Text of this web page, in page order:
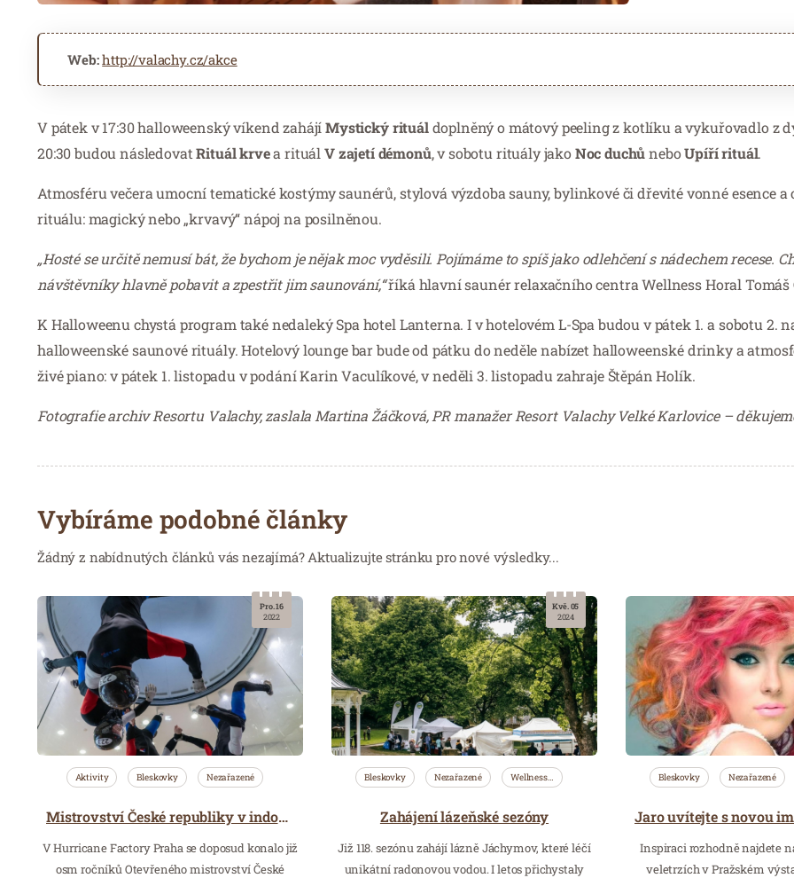
Web:http://valachy.cz/akce
V pátek v 17:30 halloweenský víkend zahájíMystický rituáldoplněný o mátový peeling z kotlíku a vykuřovadlo z
20:30 budou následovatRituál krvea rituál V zajetí démonů, v sobotu rituály jakoNoc duchůneboUpíří rituál.
Atmosféru večera umocní tematické kostýmy saunérů, stylová výzdoba sauny, bylinkové či dřevité vonné esence a
rituálu: magický nebo „krvavý“ nápoj na posilněnou.
„Hosté se určitě nemusí bát, že bychom je nějak moc vyděsili. Pojímáme to spíš jako odlehčení s nádechem recese.
návštěvníky hlavně pobavit a zpestřit jim saunování,“říká hlavní saunér relaxačního centra Wellness Horal Tomáš
K Halloweenu chystá program také nedaleký Spa hotel Lanterna. I v hotelovém L-Spa budou v pátek 1. a sobotu 2.
halloweenské saunové rituály. Hotelový lounge bar bude od pátku do neděle nabízet halloweenské drinky a
živé piano: v pátek 1. listopadu v podání Karin Vaculíkové, v neděli 3. listopadu zahraje Štěpán Holík.
Fotografie archiv Resortu Valachy, zaslala Martina Žáčková, PR manažer Resort Valachy Velké Karlovice –
Vybíráme podobné články
Žádný z nabídnutých článků vás nezajímá? Aktualizujte stránku pro nové výsledky...
Aktivity Bleskovky Nezařazené
Mistrovství České republiky v indoor skydivingu
V Hurricane Factory Praha se doposud konalo již
osm ročníků Otevřeného mistrovství České
Pro. 16
2022
Bleskovky Nezařazené Wellness…
Zahájení lázeňské sezóny
Již 118. sezónu zahájí lázně Jáchymov, které léčí
unikátní radonovou vodou. I letos přichystaly
Kvě. 05
2024
Bleskovky Nezařazené
Inspiraci rozhodně najdete
veletrzích v Pražském